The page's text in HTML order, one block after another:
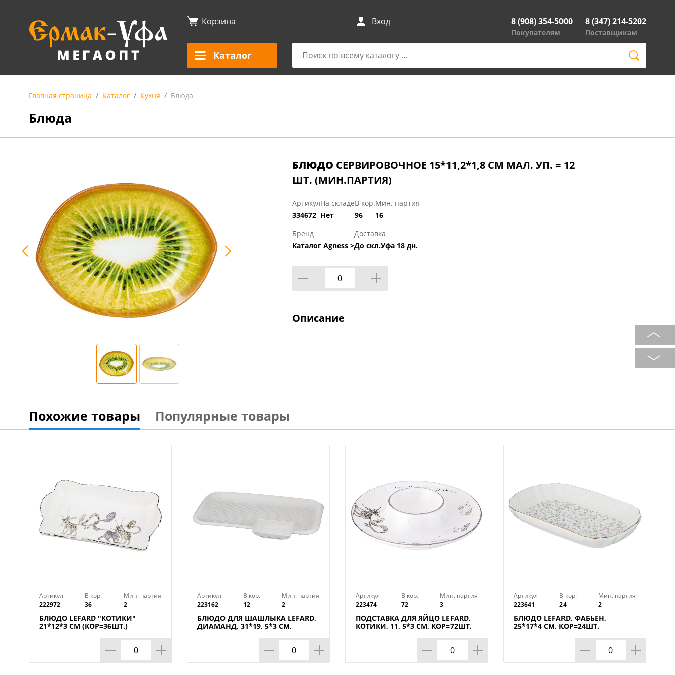
Корзина Вход 8 (908) 354-5000
Покупателям
8 (347) 214-5202
Поставщикам
Каталог
Главная страница Каталог Кухня Блюда
Блюда
БЛЮДО СЕРВИРОВОЧНОЕ 15*11,2*1,8 СМ МАЛ. УП. = 12
ШТ. (МИН.ПАРТИЯ)
Артикул
334672
На складе
Нет
В кор.
96
Мин. партия
16
Бренд
Каталог Agness >
Доставка
До скл.Уфа 18 дн.
Описание
Похожие товары Популярные товары
Артикул
222972
В кор.
36
Мин. партия
2
БЛЮДО LEFARD "КОТИКИ"
21*12*3 СМ (КОР=36ШТ.)
Артикул
223162
В кор.
12
Мин. партия
2
БЛЮДО ДЛЯ ШАШЛЫКА LEFARD,
ДИАМАНД, 31*19, 5*3 СМ,
Артикул
223474
В кор.
72
Мин. партия
3
ПОДСТАВКА ДЛЯ ЯЙЦО LEFARD,
КОТИКИ, 11, 5*3 СМ, КОР=72ШТ.
Артикул
223641
В кор.
24
Мин. партия
2
БЛЮДО LEFARD, ФАБЬЕН,
25*17*4 СМ, КОР=24ШТ.